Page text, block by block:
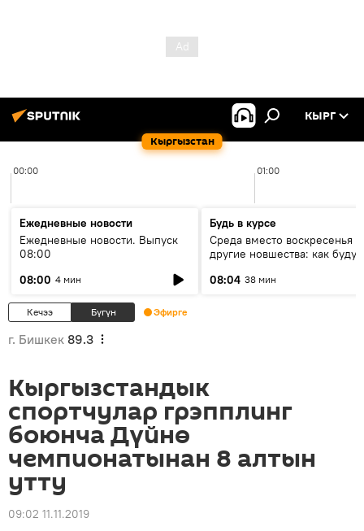
Кыргызстан
КЫРГ
00:00 01:00
Ежедневные новости
Ежедневные новости. Выпуск
08:00
08:00 4 мин
Будь в курсе
Среда вместо воскресенья и
другие новшества: как будут
08:04 38 мин
Кечээ Бүгүн Эфирге
г. Бишкек 89.3
Кыргызстандык
спортчулар грэпплинг
боюнча Дүйнө
чемпионатынан 8 алтын
утту
09:02 11.11.2019